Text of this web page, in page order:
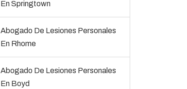
En Springtown
Abogado De Lesiones Personales
En Rhome
Abogado De Lesiones Personales
En Boyd